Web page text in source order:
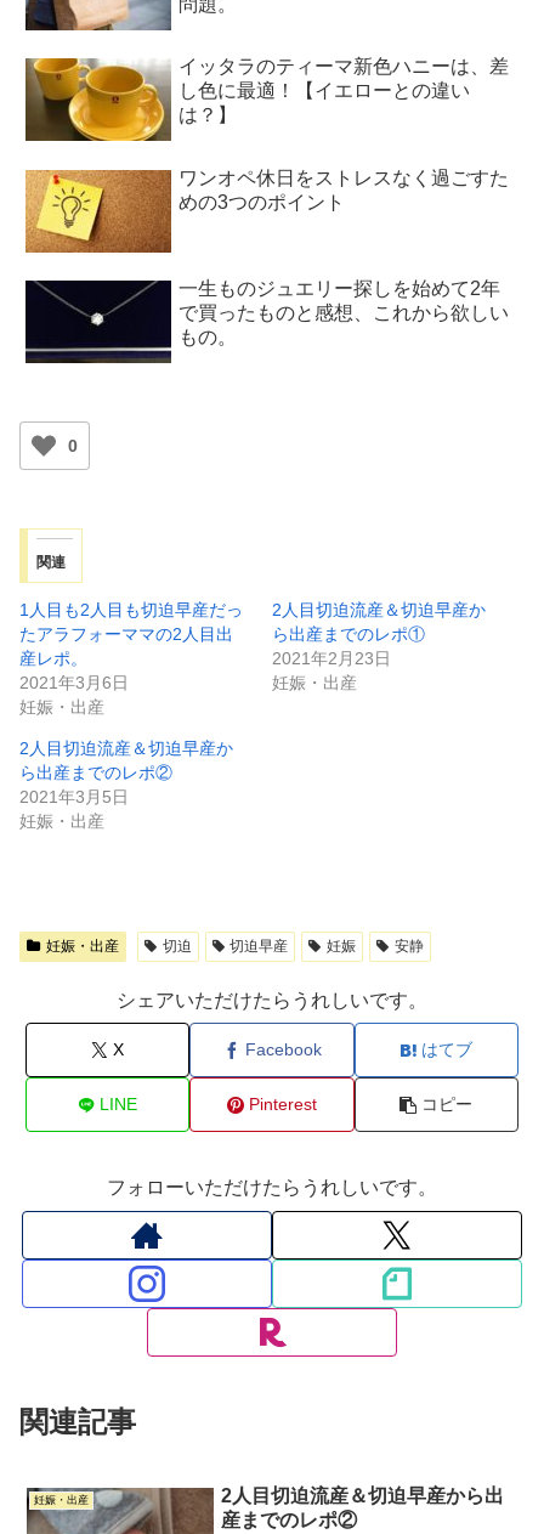
イッタラのティーマ新色ハニーは、差
し色に最適！【イエローとの違い
は？】
ワンオペ休日をストレスなく過ごすた
めの3つのポイント
一生ものジュエリー探しを始めて2年
で買ったものと感想、これから欲しい
もの。
0
関連
1人目も2人目も切迫早産だっ
たアラフォーママの2人目出
産レポ。
2021年3月6日
妊娠・出産
2人目切迫流産＆切迫早産か
ら出産までのレポ①
2021年2月23日
妊娠・出産
2人目切迫流産＆切迫早産か
ら出産までのレポ②
2021年3月5日
妊娠・出産
妊娠・出産 切迫 切迫早産 妊娠 安静
シェアいただけたらうれしいです。
X Facebook はてブ
LINE Pinterest コピー
フォローいただけたらうれしいです。
関連記事
妊娠・出産
2人目切迫流産＆切迫早産から出
産までのレポ②